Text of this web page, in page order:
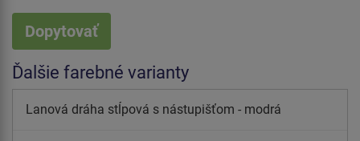
Dopytovať
Ďalšie farebné varianty
Lanová dráha stĺpová s nástupišťom - modrá